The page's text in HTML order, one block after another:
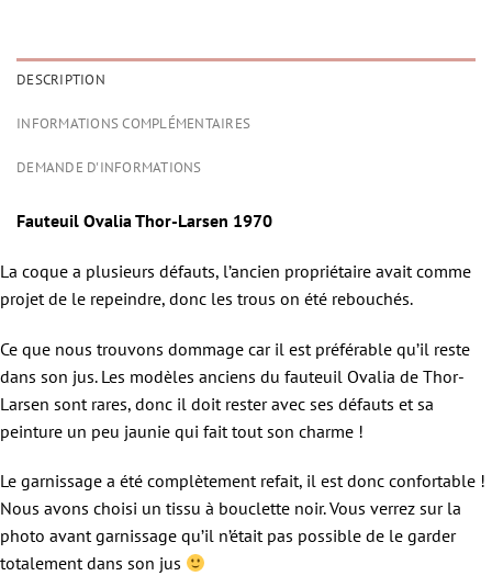
DESCRIPTION
INFORMATIONS COMPLÉMENTAIRES
DEMANDE D'INFORMATIONS
Fauteuil Ovalia Thor-Larsen 1970
La coque a plusieurs défauts, l’ancien propriétaire avait comme
projet de le repeindre, donc les trous on été rebouchés.
Ce que nous trouvons dommage car il est préférable qu’il reste
dans son jus. Les modèles anciens du fauteuil Ovalia de Thor-
Larsen sont rares, donc il doit rester avec ses défauts et sa
peinture un peu jaunie qui fait tout son charme !
Le garnissage a été complètement refait, il est donc confortable !
Nous avons choisi un tissu à bouclette noir. Vous verrez sur la
photo avant garnissage qu’il n’était pas possible de le garder
totalement dans son jus